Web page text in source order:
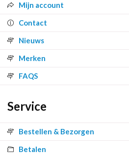
Mijn account
Contact
Nieuws
Merken
FAQS
Service
Bestellen & Bezorgen
Betalen